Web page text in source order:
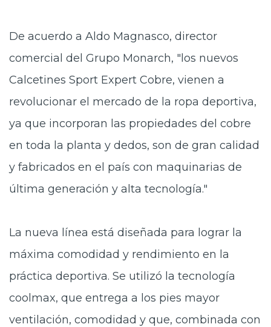
De acuerdo a Aldo Magnasco, director
comercial del Grupo Monarch, "los nuevos
Calcetines Sport Expert Cobre, vienen a
revolucionar el mercado de la ropa deportiva,
ya que incorporan las propiedades del cobre
en toda la planta y dedos, son de gran calidad
y fabricados en el país con maquinarias de
última generación y alta tecnología."
La nueva línea está diseñada para lograr la
máxima comodidad y rendimiento en la
práctica deportiva. Se utilizó la tecnología
coolmax, que entrega a los pies mayor
ventilación, comodidad y que, combinada con